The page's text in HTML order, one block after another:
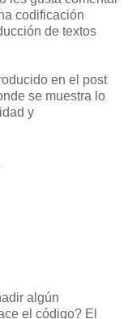
codificación
de textos
en el post
se muestra lo
y
algún
el código? El